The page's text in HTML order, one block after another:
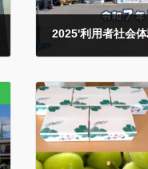
2025'利用者社会
今年もワイワイ
行
いただきました各ご
皆々様… 動画にある
心から感謝申し上げ
「暮らす！」をこ […]